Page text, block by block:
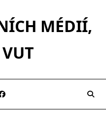
MÉDIÍ,